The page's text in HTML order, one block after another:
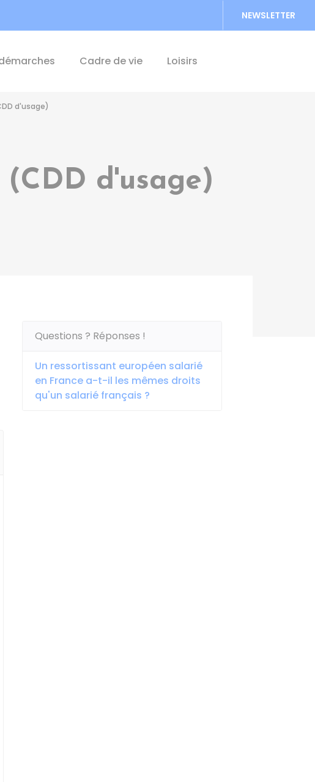
NEWSLETTER
Cadre de vie Loisirs
d'usage)
d'usage)
Questions ? Réponses !
Un ressortissant européen salarié
en France a-t-il les mêmes droits
qu'un salarié français ?